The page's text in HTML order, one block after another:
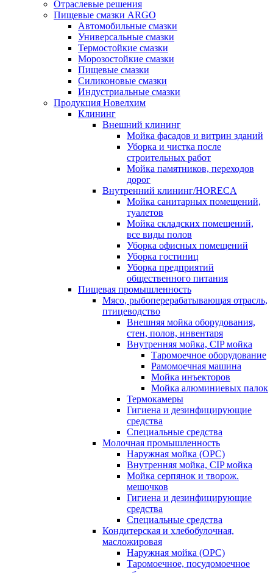
Отраслевые решения
Пищевые смазки ARGO
Автомобильные смазки
Универсальные смазки
Термостойкие смазки
Морозостойкие смазки
Пищевые смазки
Силиконовые смазки
Индустриальные смазки
Продукция Новелхим
Клининг
Внешний клининг
Мойка фасадов и витрин зданий
Уборка и чистка после
строительных работ
Мойка памятников, переходов
дорог
Внутренний клининг/HORECA
Мойка санитарных помещений,
туалетов
Мойка складских помещений,
все виды полов
Уборка офисных помещений
Уборка гостиниц
Уборка предприятий
общественного питания
Пищевая промышленность
Мясо, рыбоперерабатывающая отрасль,
птицеводство
Внешняя мойка оборудования,
стен, полов, инвентаря
Внутренняя мойка, CIP мойка
Таромоечное оборудование
Рамомоечная машина
Мойка инъекторов
Мойка алюминиевых палок
Термокамеры
Гигиена и дезинфицирующие
средства
Специальные средства
Молочная промышленность
Наружная мойка (ОРС)
Внутренняя мойка, CIP мойка
Мойка серпянок и творож.
мешочков
Гигиена и дезинфицирующие
средства
Специальные средства
Кондитерская и хлебобулочная,
масложировая
Наружная мойка (ОРС)
Таромоечное, посудомоечное